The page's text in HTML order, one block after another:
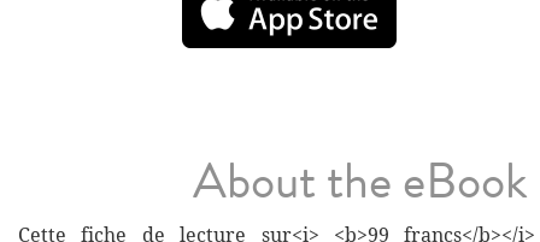
About the eBook
Cette fiche de lecture sur<i> <b>99 francs</b></